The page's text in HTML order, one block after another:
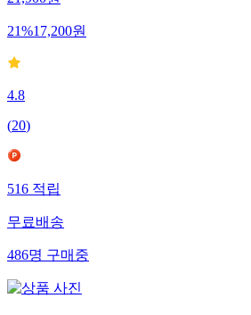
21,900원
21%17,200원
4.8
(20)
516적립
무료배송
486명구매중